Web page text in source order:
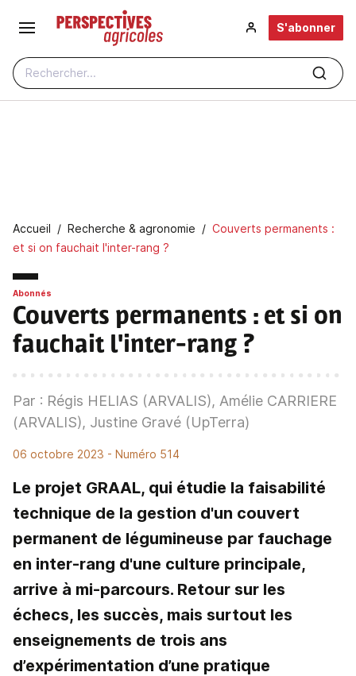
Aller au contenu principal
Rechercher...
S'abonner
Fil d'Ariane
Accueil Recherche & agronomie
Couverts permanents :
et si on fauchait l'inter-rang ?
Abonnés
Couverts permanents : et si on
fauchait l'inter-rang ?
Par : Régis HELIAS (ARVALIS), Amélie CARRIERE
(ARVALIS), Justine Gravé (UpTerra)
06 octobre 2023 - Numéro 514
Le projet GRAAL, qui étudie la faisabilité
technique de la gestion d'un couvert
permanent de légumineuse par fauchage
en inter-rang d'une culture principale,
arrive à mi-parcours. Retour sur les
échecs, les succès, mais surtout les
enseignements de trois ans
d’expérimentation d’une pratique